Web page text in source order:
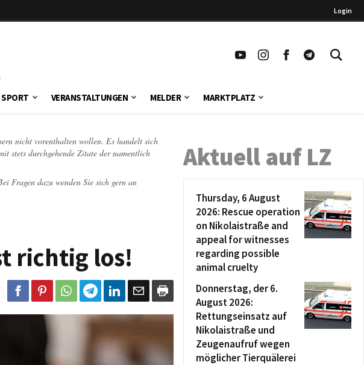
Login
SPORT VERANSTALTUNGEN MELDER MARKTPLATZ
nicht vorenthalten wollen. Es handelt sich
stets durchgehende Zitate der namentlich
Fragen dazu wenden Sie sich gern an
richtig los!
Aktuell auf LZ
Thursday, 6 August
2026: Rescue operation
on Nikolaistraße and
appeal for witnesses
regarding possible
animal cruelty
Donnerstag, der 6.
August 2026:
Rettungseinsatz auf
Nikolaistraße und
Zeugenaufruf wegen
möglicher Tierquälerei